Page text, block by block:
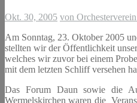
Okt. 30, 2005 von
Am Sonntag, 23. Oktober 2005
stellten wir der Öffentlichkeit
welches wir zuvor bei einem
mit dem letzten Schliff versehen
Das Forum Daun sowie die
Wermelskirchen waren die